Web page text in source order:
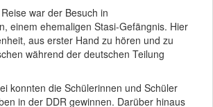
war der Besuch in
einem ehemaligen Stasi-Gefängnis. Hier
aus erster Hand zu hören und zu
während der deutschen Teilung
konnten die Schülerinnen und Schüler
in der DDR gewinnen. Darüber hinaus